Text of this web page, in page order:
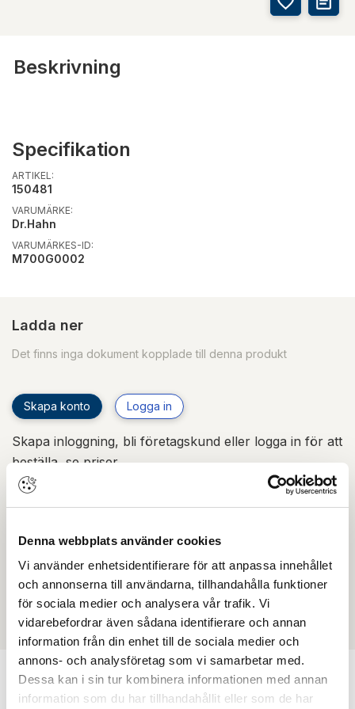
Denna webbplats använder cookies
Vi använder enhetsidentifierare för att anpassa innehållet
och annonserna till användarna, tillhandahålla funktioner
för sociala medier och analysera vår trafik. Vi
vidarebefordrar även sådana identifierare och annan
information från din enhet till de sociala medier och
annons- och analysföretag som vi samarbetar med.
Dessa kan i sin tur kombinera informationen med annan
information som du har tillhandahållit eller som de har
Beskrivning
Specifikation
ARTIKEL:
150481
VARUMÄRKE:
Dr.Hahn
VARUMÄRKES-ID:
M700G0002
Ladda ner
Det finns inga dokument kopplade till denna produkt
Skapa konto Logga in
Skapa inloggning, bli företagskund eller logga in för att
beställa, se priser,
produktblad, ritningar, monteringsbeskrivningar samt
Filmer
Det finns ännu ingen film för denna produkt